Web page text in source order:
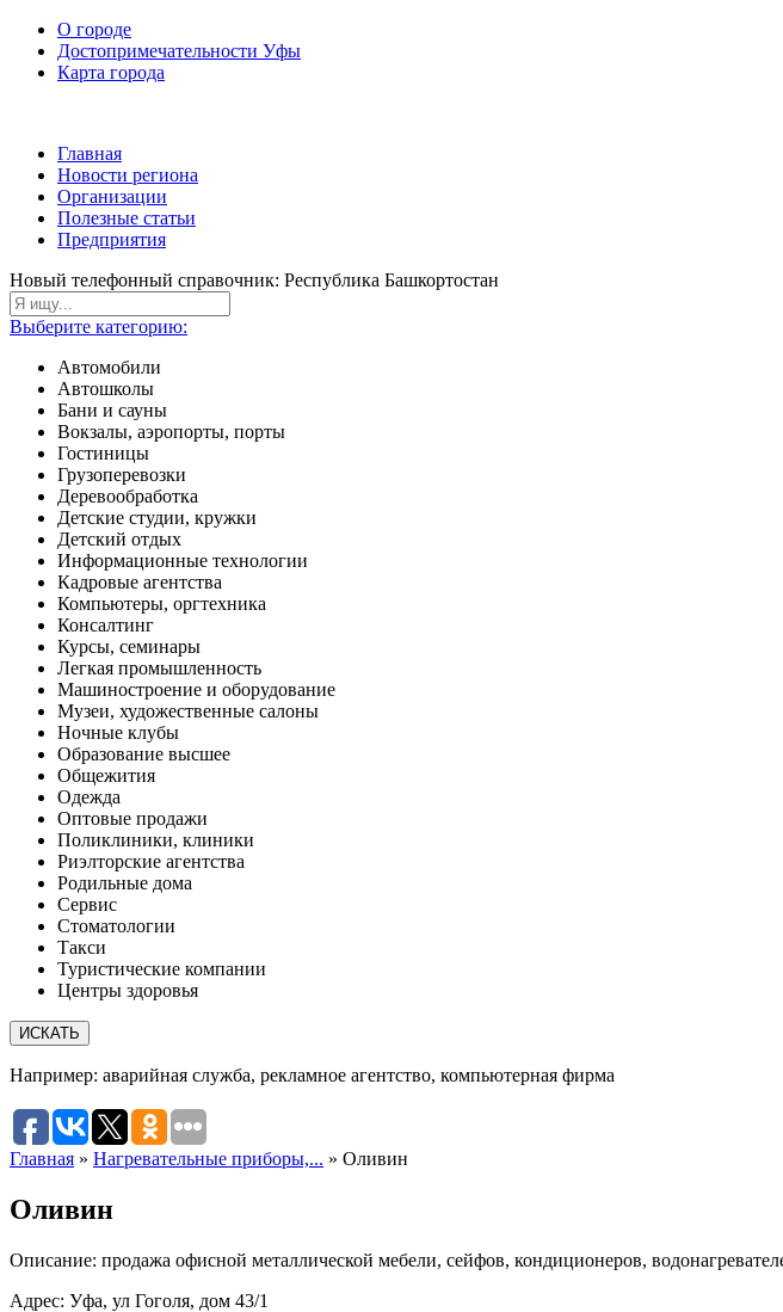
О городе
Достопримечательности Уфы
Карта города
Главная
Новости региона
Организации
Полезные статьи
Предприятия
Новый телефонный справочник: Республика Башкортостан
Выберите категорию:
Автомобили
Автошколы
Бани и сауны
Вокзалы, аэропорты, порты
Гостиницы
Грузоперевозки
Деревообработка
Детские студии, кружки
Детский отдых
Информационные технологии
Кадровые агентства
Компьютеры, оргтехника
Консалтинг
Курсы, семинары
Легкая промышленность
Машиностроение и оборудование
Музеи, художественные салоны
Ночные клубы
Образование высшее
Общежития
Одежда
Оптовые продажи
Поликлиники, клиники
Риэлторские агентства
Родильные дома
Сервис
Стоматологии
Такси
Туристические компании
Центры здоровья
Например: аварийная служба, рекламное агентство, компьютерная фирма
Главная » Нагревательные приборы,... » Оливин
Оливин
Описание: продажа офисной металлической мебели, сейфов, кондиционеров,
Адрес: Уфа, ул Гоголя, дом 43/1